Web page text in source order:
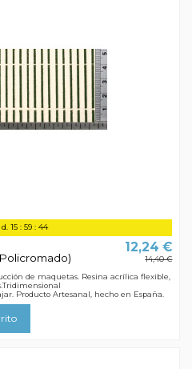
d. 15 :59 :44
12,24 €
14,40 €
de maquetas. Resina acrílica flexible,
Producto Artesanal, hecho en España.